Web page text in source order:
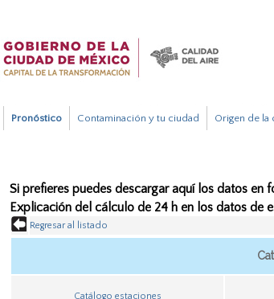
Pronóstico Contaminación y tu ciudad Origen de la
Si prefieres puedes descargar aquí los datos en
Explicación del cálculo de 24 h en los datos de
Regresar al listado
Catálogo estaciones